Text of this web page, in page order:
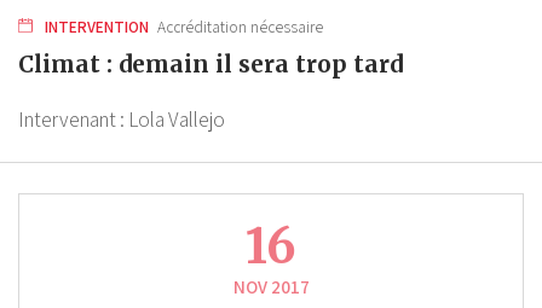
INTERVENTION Accréditation nécessaire
Climat : demain il sera trop tard
Intervenant : Lola Vallejo
16
NOV 2017